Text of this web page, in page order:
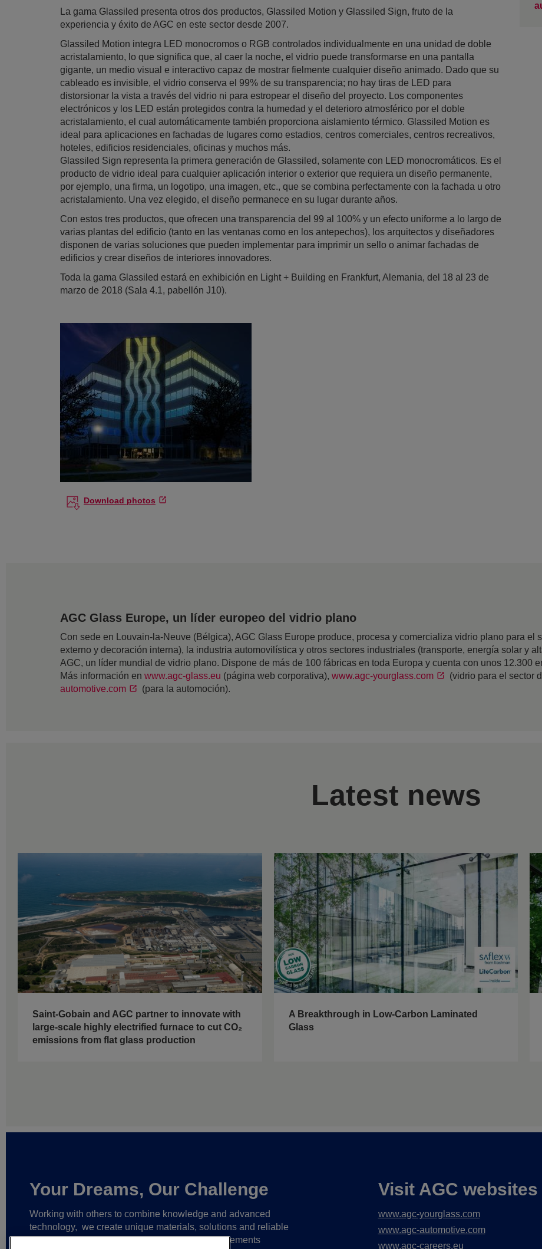
La gama Glassiled presenta otros dos productos, Glassiled Motion y Glassiled Sign, fruto de la
experiencia y éxito de AGC en este sector desde 2007.
Glassiled Motion integra LED monocromos o RGB controlados individualmente en una unidad de doble
acristalamiento, lo que significa que, al caer la noche, el vidrio puede transformarse en una pantalla
gigante, un medio visual e interactivo capaz de mostrar fielmente cualquier diseño animado. Dado que su
cableado es invisible, el vidrio conserva el 99% de su transparencia; no hay tiras de LED para
distorsionar la vista a través del vidrio ni para estropear el diseño del proyecto. Los componentes
electrónicos y los LED están protegidos contra la humedad y el deterioro atmosférico por el doble
acristalamiento, el cual automáticamente también proporciona aislamiento térmico. Glassiled Motion es
ideal para aplicaciones en fachadas de lugares como estadios, centros comerciales, centros recreativos,
hoteles, edificios residenciales, oficinas y muchos más.
Glassiled Sign representa la primera generación de Glassiled, solamente con LED monocromáticos. Es el
producto de vidrio ideal para cualquier aplicación interior o exterior que requiera un diseño permanente,
por ejemplo, una firma, un logotipo, una imagen, etc., que se combina perfectamente con la fachada u otro
acristalamiento. Una vez elegido, el diseño permanece en su lugar durante años.
Con estos tres productos, que ofrecen una transparencia del 99 al 100% y un efecto uniforme a lo largo de
varias plantas del edificio (tanto en las ventanas como en los antepechos), los arquitectos y diseñadores
disponen de varias soluciones que pueden implementar para imprimir un sello o animar fachadas de
edificios y crear diseños de interiores innovadores.
Toda la gama Glassiled estará en exhibición en Light + Building en Frankfurt, Alemania, del 18 al 23 de
marzo de 2018 (Sala 4.1, pabellón J10).
Download photos
AGC Glass Europe, un líder europeo del vidrio plano
Con sede en Louvain-la-Neuve (Bélgica), AGC Glass Europe produce, procesa y comercializa vidrio plano para el
externo y decoración interna), la industria automovilística y otros sectores industriales (transporte, energía solar y
AGC, un líder mundial de vidrio plano. Dispone de más de 100 fábricas en toda Europa y cuenta con unos 12.300
Más información en www.agc-glass.eu (página web corporativa), www.agc-yourglass.com (vidrio para el sector
automotive.com
(para la automoción).
Latest news
Saint-Gobain and AGC partner to innovate with
large-scale highly electrified furnace to cut CO₂
emissions from flat glass production
A Breakthrough in Low-Carbon Laminated
Glass
Your Dreams, Our Challenge
Working with others to combine knowledge and advanced
technology, we create unique materials, solutions and reliable
partnershipsthat help make ever greater achievements
Visit AGC websites
www.agc-yourglass.com
www.agc-automotive.com
www.agc-careers.eu